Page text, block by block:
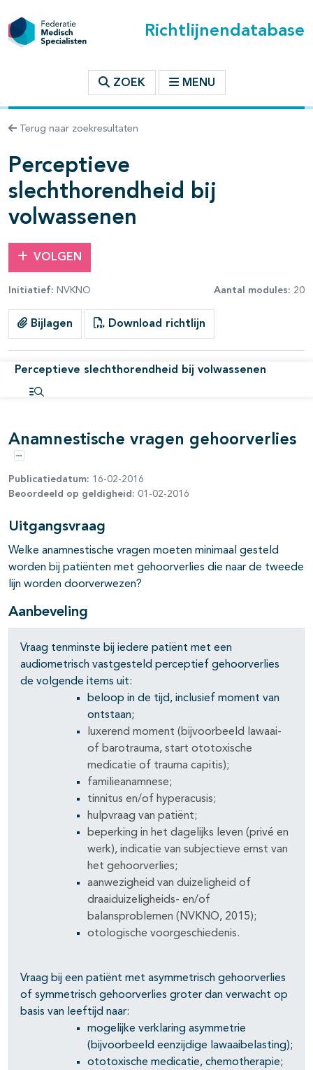
Richtlijnendatabase
ZOEK MENU
Terug naar zoekresultaten
Perceptieve
slechthorendheid bij
volwassenen
VOLGEN
Initiatief: NVKNO Aantal modules: 20
Bijlagen Download richtlijn
Perceptieve slechthorendheid bij volwassenen
Anamnestische vragen gehoorverlies
Opties
Publicatiedatum: 16-02-2016
Beoordeeld op geldigheid: 01-02-2016
Uitgangsvraag
Welke anamnestische vragen moeten minimaal gesteld
worden bij patiënten met gehoorverlies die naar de tweede
lijn worden doorverwezen?
Aanbeveling
Vraag tenminste bij iedere patiënt met een
audiometrisch vastgesteld perceptief gehoorverlies
de volgende items uit:
beloop in de tijd, inclusief moment van
ontstaan;
luxerend moment (bijvoorbeeld lawaai-
of barotrauma, start ototoxische
medicatie of trauma capitis);
familieanamnese;
tinnitus en/of hyperacusis;
hulpvraag van patiënt;
beperking in het dagelijks leven (privé en
werk), indicatie van subjectieve ernst van
het gehoorverlies;
aanwezigheid van duizeligheid of
draaiduizeligheids- en/of
balansproblemen (NVKNO, 2015);
otologische voorgeschiedenis.
Vraag bij een patiënt met asymmetrisch gehoorverlies
of symmetrisch gehoorverlies groter dan verwacht op
basis van leeftijd naar:
mogelijke verklaring asymmetrie
(bijvoorbeeld eenzijdige lawaaibelasting);
ototoxische medicatie, chemotherapie;